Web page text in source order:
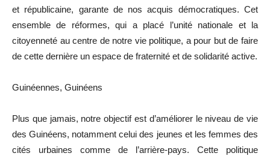
et républicaine, garante de nos acquis démocratiques. Cet
ensemble de réformes, qui a placé l’unité nationale et la
citoyenneté au centre de notre vie politique, a pour but de faire
de cette dernière un espace de fraternité et de solidarité active.
Guinéennes, Guinéens
Plus que jamais, notre objectif est d’améliorer le niveau de vie
des Guinéens, notamment celui des jeunes et les femmes des
cités urbaines comme de l’arrière-pays. Cette politique